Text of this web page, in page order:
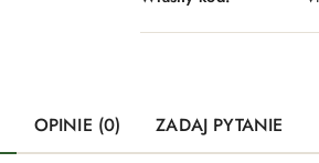
OPINIE (0) ZADAJ PYTANIE